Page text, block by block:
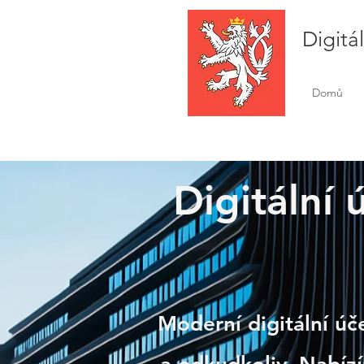
Domů
Luže
Digitální
Moderní digitální